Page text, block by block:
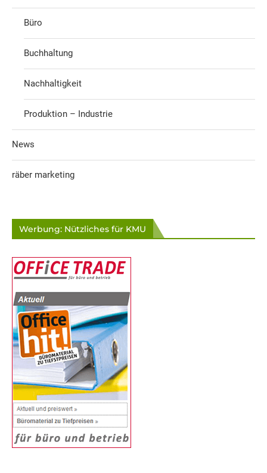
Büro
Buchhaltung
Nachhaltigkeit
Produktion – Industrie
News
räber marketing
Werbung: Nützliches für KMU